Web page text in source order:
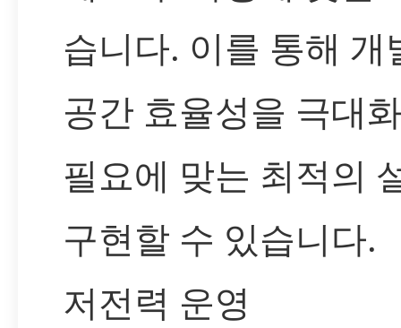
습니다. 이를 통해 개
공간 효율성을 극대
필요에 맞는 최적의
구현할 수 있습니다.
저전력 운영